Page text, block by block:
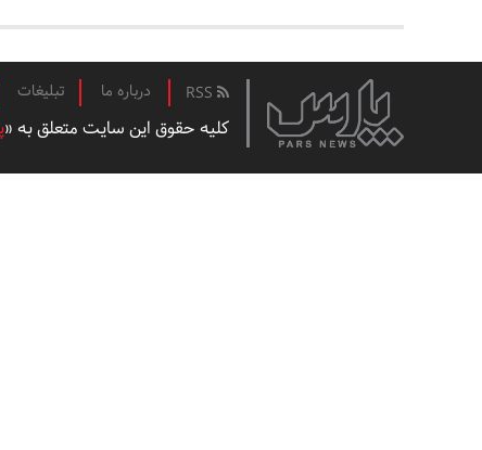
درباره ما تبلیغات
کلیه حقوق این سایت متعلق به «